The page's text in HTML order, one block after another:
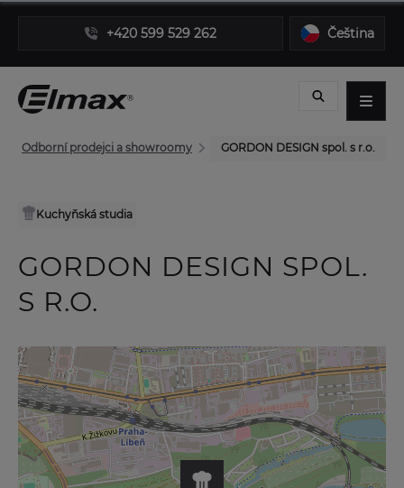
+420 599 529 262 Čeština
Odborní prodejci a showroomy GORDON DESIGN spol. s r.o.
Kuchyňská studia
GORDON DESIGN SPOL.
S R.O.